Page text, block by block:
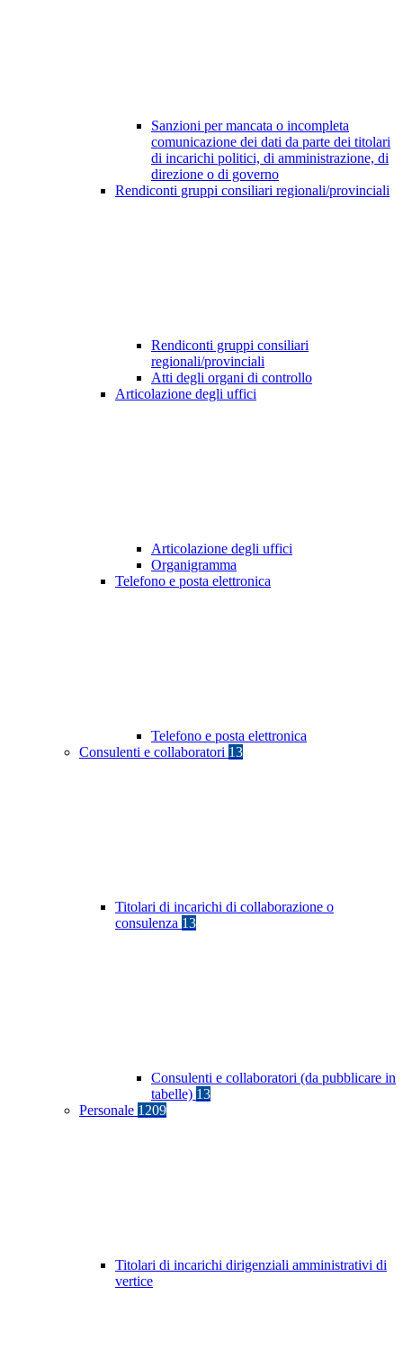
Sanzioni per mancata o incompleta
comunicazione dei dati da parte dei titolari
di incarichi politici, di amministrazione, di
direzione o di governo
Rendiconti gruppi consiliari regionali/provinciali
Rendiconti gruppi consiliari
regionali/provinciali
Atti degli organi di controllo
Articolazione degli uffici
Articolazione degli uffici
Organigramma
Telefono e posta elettronica
Telefono e posta elettronica
Consulenti e collaboratori 13
Titolari di incarichi di collaborazione o
consulenza 13
Consulenti e collaboratori (da pubblicare in
tabelle) 13
Personale 1209
Titolari di incarichi dirigenziali amministrativi di
vertice